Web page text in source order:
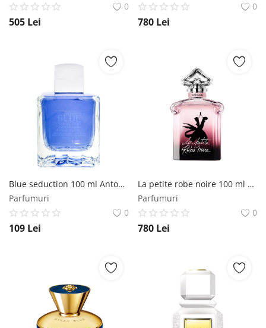
0
505 Lei
0
780 Lei
Blue seduction 100 ml Antonio Banderas
Parfumuri
0
109 Lei
La petite robe noire 100 ml Guerlain
Parfumuri
0
780 Lei